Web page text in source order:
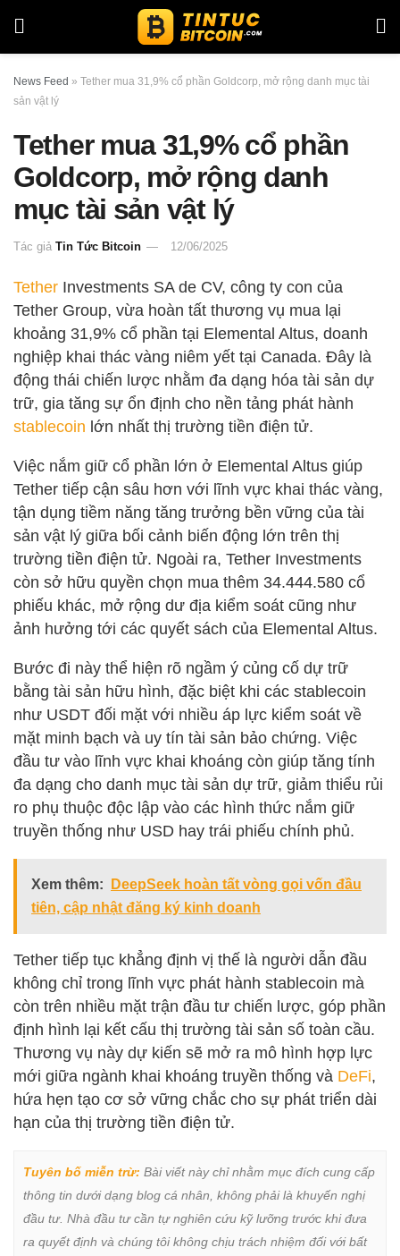
News Feed » Tether mua 31,9% cổ phần Goldcorp, mở rộng danh mục tài
sản vật lý
Tether mua 31,9% cổ phần
Goldcorp, mở rộng danh
mục tài sản vật lý
Tác giả Tin Tức Bitcoin 12/06/2025
Tether Investments SA de CV, công ty con của
Tether Group, vừa hoàn tất thương vụ mua lại
khoảng 31,9% cổ phần tại Elemental Altus, doanh
nghiệp khai thác vàng niêm yết tại Canada. Đây là
động thái chiến lược nhằm đa dạng hóa tài sản dự
trữ, gia tăng sự ổn định cho nền tảng phát hành
stablecoin lớn nhất thị trường tiền điện tử.
Việc nắm giữ cổ phần lớn ở Elemental Altus giúp
Tether tiếp cận sâu hơn với lĩnh vực khai thác vàng,
tận dụng tiềm năng tăng trưởng bền vững của tài
sản vật lý giữa bối cảnh biến động lớn trên thị
trường tiền điện tử. Ngoài ra, Tether Investments
còn sở hữu quyền chọn mua thêm 34.444.580 cổ
phiếu khác, mở rộng dư địa kiểm soát cũng như
ảnh hưởng tới các quyết sách của Elemental Altus.
Bước đi này thể hiện rõ ngầm ý củng cố dự trữ
bằng tài sản hữu hình, đặc biệt khi các stablecoin
như USDT đối mặt với nhiều áp lực kiểm soát về
mặt minh bạch và uy tín tài sản bảo chứng. Việc
đầu tư vào lĩnh vực khai khoáng còn giúp tăng tính
đa dạng cho danh mục tài sản dự trữ, giảm thiểu rủi
ro phụ thuộc độc lập vào các hình thức nắm giữ
truyền thống như USD hay trái phiếu chính phủ.
Xem thêm:
DeepSeek hoàn tất vòng gọi vốn đầu
tiên, cập nhật đăng ký kinh doanh
Tether tiếp tục khẳng định vị thế là người dẫn đầu
không chỉ trong lĩnh vực phát hành stablecoin mà
còn trên nhiều mặt trận đầu tư chiến lược, góp phần
định hình lại kết cấu thị trường tài sản số toàn cầu.
Thương vụ này dự kiến sẽ mở ra mô hình hợp lực
mới giữa ngành khai khoáng truyền thống và DeFi,
hứa hẹn tạo cơ sở vững chắc cho sự phát triển dài
hạn của thị trường tiền điện tử.
Tuyên bố miễn trừ: Bài viết này chỉ nhằm mục đích cung cấp
thông tin dưới dạng blog cá nhân, không phải là khuyến nghị
đầu tư. Nhà đầu tư cần tự nghiên cứu kỹ lưỡng trước khi đưa
ra quyết định và chúng tôi không chịu trách nhiệm đối với bất